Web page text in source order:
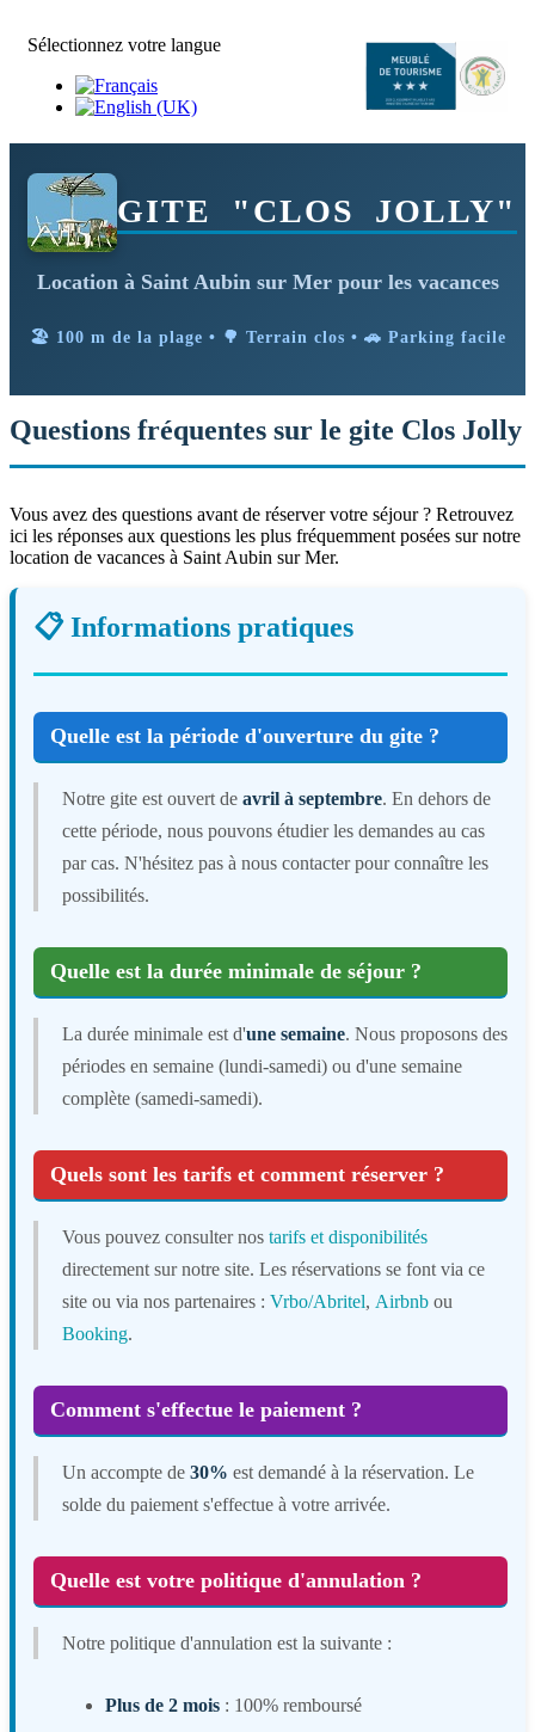
Sélectionnez votre langue
GITE "CLOS JOLLY"
Location à Saint Aubin sur Mer pour les vacances
🏖️ 100 m de la plage • 🌳 Terrain clos • 🚗 Parking facile
Questions fréquentes sur le gite Clos Jolly
Vous avez des questions avant de réserver votre séjour ? Retrouvez
ici les réponses aux questions les plus fréquemment posées sur notre
location de vacances à Saint Aubin sur Mer.
📋 Informations pratiques
Quelle est la période d'ouverture du gite ?
Notre gite est ouvert de avril à septembre. En dehors de
cette période, nous pouvons étudier les demandes au cas
par cas. N'hésitez pas à nous contacter pour connaître les
possibilités.
Quelle est la durée minimale de séjour ?
La durée minimale est d'une semaine. Nous proposons des
périodes en semaine (lundi-samedi) ou d'une semaine
complète (samedi-samedi).
Quels sont les tarifs et comment réserver ?
Vous pouvez consulter nos tarifs et disponibilités
directement sur notre site. Les réservations se font via ce
site ou via nos partenaires : Vrbo/Abritel, Airbnb ou
Booking.
Comment s'effectue le paiement ?
Un accompte de 30% est demandé à la réservation. Le
solde du paiement s'effectue à votre arrivée.
Quelle est votre politique d'annulation ?
Notre politique d'annulation est la suivante :
Plus de 2 mois : 100% remboursé